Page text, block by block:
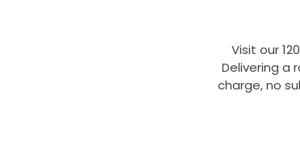
Visit our
Delivering a
charge, no